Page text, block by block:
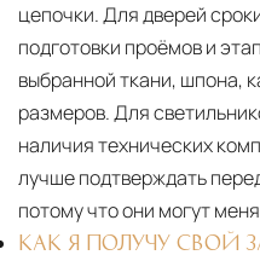
цепочки. Для дверей
подготовки проёмов и
выбранной ткани, шпона,
размеров. Для
наличия технических
лучше подтверждать
потому что они могут
КАК Я ПОЛУЧУ СВОЙ